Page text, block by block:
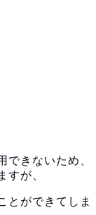
できないため、
すが、
とができてしま